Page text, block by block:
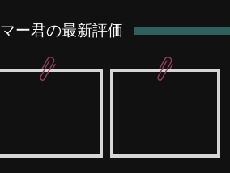
マー君の最新評価